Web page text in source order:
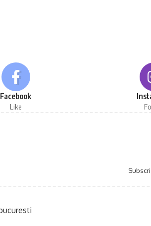
Facebook
Like